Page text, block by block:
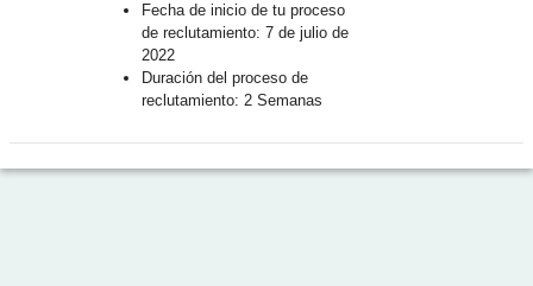
Fecha de inicio de tu proceso
de reclutamiento: 7 de julio de
2022
Duración del proceso de
reclutamiento: 2 Semanas